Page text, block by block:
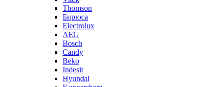
Thomson
Бирюса
Electrolux
AEG
Bosch
Candy
Beko
Indesit
Hyundai